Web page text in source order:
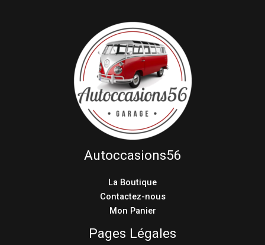
Autoccasions56
La Boutique
Contactez-nous
Mon Panier
Pages Légales